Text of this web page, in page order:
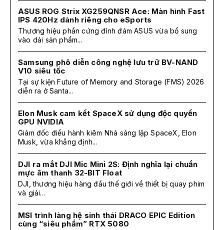
ASUS ROG Strix XG259QNSR Ace: Màn hình Fast
IPS 420Hz dành riêng cho eSports
Thương hiệu phần cứng đình đám ASUS vừa bổ sung
vào dải sản phẩm...
Samsung phô diễn công nghệ lưu trữ BV-NAND
V10 siêu tốc
Tại sự kiện Future of Memory and Storage (FMS) 2026
diễn ra ở Santa...
Elon Musk cam kết SpaceX sử dụng độc quyền
GPU NVIDIA
Giám đốc điều hành kiêm Nhà sáng lập SpaceX, Elon
Musk, vừa khẳng định...
DJI ra mắt DJI Mic Mini 2S: Định nghĩa lại chuẩn
mực âm thanh 32-BIT Float
DJI, thương hiệu hàng đầu thế giới về thiết bị quay phim
và giải...
MSI trình làng hệ sinh thái DRACO EPIC Edition
cùng “siêu phẩm” RTX 5080